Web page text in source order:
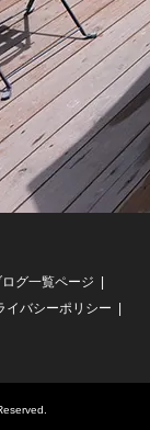
ログ一覧ページ
イバシーポリシー